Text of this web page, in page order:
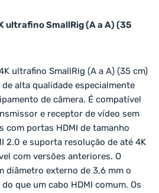
ultrafino SmallRig (A a A) (35
ultrafino SmallRig (A a A) (35 cm)
alta qualidade especialmente
de câmera. É compatível
e receptor de vídeo sem
portas HDMI de tamanho
2.0 e suporta resolução de até 4K
com versões anteriores. O
diâmetro externo de 3,6 mm o
que um cabo HDMI comum. Os